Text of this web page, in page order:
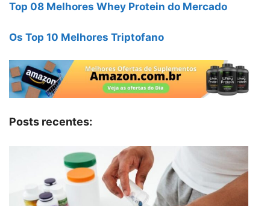
Top 08 Melhores Whey Protein do Mercado
Os Top 10 Melhores Triptofano
Posts recentes: